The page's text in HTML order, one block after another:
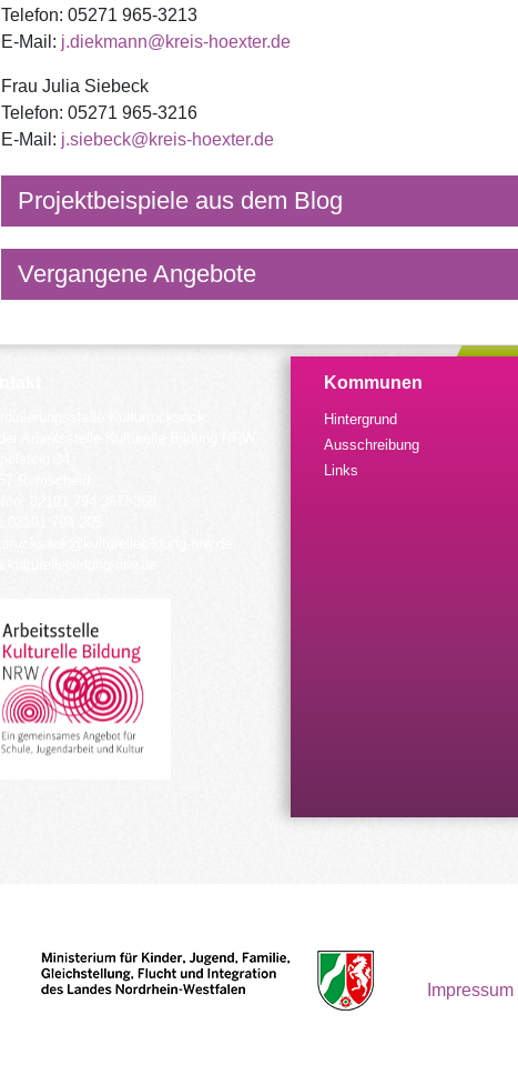
Telefon: 05271 965-3213
E-Mail: j.diekmann@kreis-hoexter.de
Frau Julia Siebeck
Telefon: 05271 965-3216
E-Mail: j.siebeck@kreis-hoexter.de
Projektbeispiele aus dem Blog
Vergangene Angebote
Kommunen
Hintergrund
Ausschreibung
Links
Impressum|